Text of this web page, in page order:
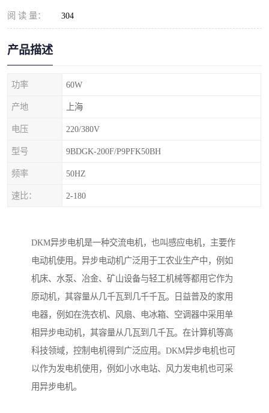
阅 读 量： 304
产品描述
功率 60W
产地 上海
电压 220/380V
型号 9BDGK-200F/P9PFK50BH
频率 50HZ
速比： 2-180
DKM异步电机是一种交流电机，也叫感应电机，主要作
电动机使用。异步电动机广泛用于工农业生产中，例如
机床、水泵、冶金、矿山设备与轻工机械等都用它作为
原动机，其容量从几千瓦到几千千瓦。日益普及的家用
电器，例如在洗衣机、风扇、电冰箱、空调器中采用单
相异步电动机，其容量从几瓦到几千瓦。在计算机等高
科技领域，控制电机得到广泛应用。DKM异步电机也可
以作为发电机使用，例如小水电站、风力发电机也可采
用异步电机。